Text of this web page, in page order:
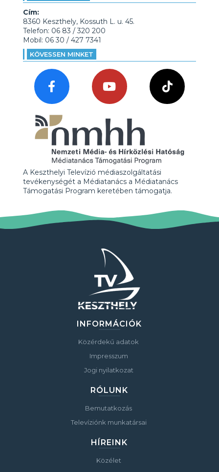
Cím:
8360 Keszthely, Kossuth L. u. 45.
Telefon: 06 83 / 320 200
Mobil: 06 30 / 427 7341
KÖVESSEN MINKET
A Keszthelyi Televízió médiaszolgáltatási
tevékenységét a Médiatanács a Médiatanács
Támogatási Program keretében támogatja.
INFORMÁCIÓK
Közérdekű adatok
Impresszum
Jogi nyilatkozat
RÓLUNK
Bemutatkozás
Televíziónk munkatársai
HÍREINK
Közélet